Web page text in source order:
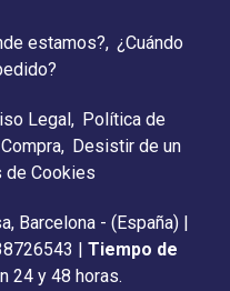
estamos?
¿Cuándo
Legal
Política de
Desistir de un
de Cookies
Barcelona - (España) |
| Tiempo de
24 y 48 horas.